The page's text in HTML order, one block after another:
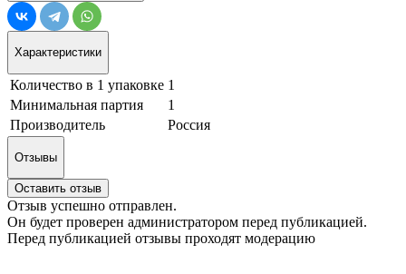
Характеристики
Количество в 1 упаковке 1
Минимальная партия
1
Производитель
Россия
Отзывы
Оставить отзыв
Отзыв успешно отправлен.
Он будет проверен администратором перед публикацией.
Перед публикацией отзывы проходят модерацию